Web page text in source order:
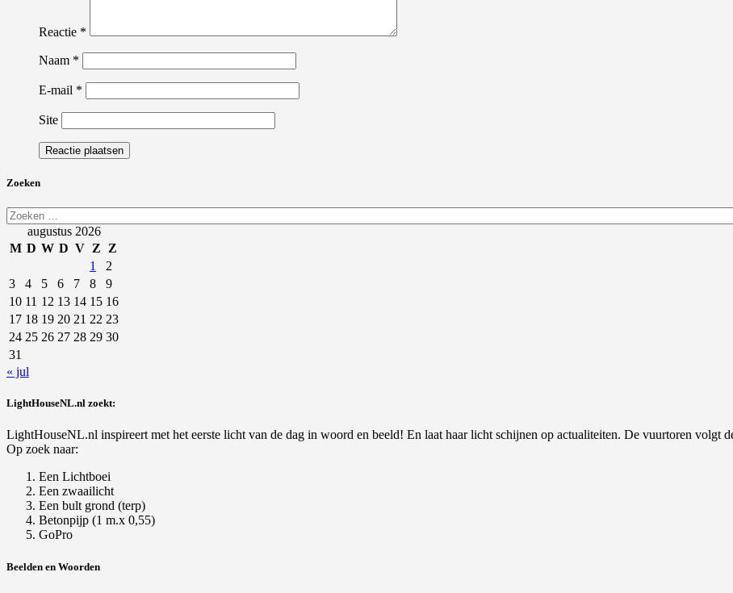
Reactie *
Naam *
E-mail *
Site
Zoeken
Zoeken
naar:augustus 2026
M D W D V Z
Z
1
2
3
4 5 6 7 8
9
10 11 12 13 14 15 16
17 18 19 20 21 22 23
24 25 26 27 28 29 30
31
« jul
LightHouseNL.nl zoekt:
LightHouseNL.nl inspireert met het eerste licht van de dag in woord en beeld! En laat haar licht schijnen op actualiteiten. De vuurtoren volgt
Op zoek naar:
Een Lichtboei
Een zwaailicht
Een bult grond (terp)
Betonpijp (1 m.x 0,55)
GoPro
Beelden en Woorden